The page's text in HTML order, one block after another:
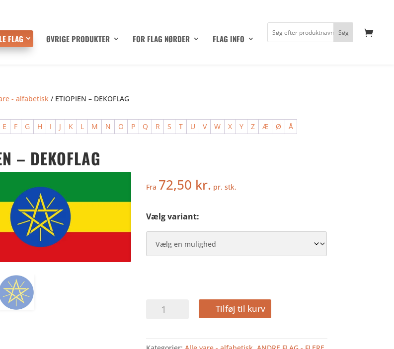
FLAG ØVRIGE PRODUKTER FOR FLAG NØRDER FLAG INFO
- alfabetisk / ETIOPIEN – DEKOFLAG
E F G H I J K L M N O P Q R S T U V W X Y Z Æ Ø Å
– DEKOFLAG
Fra 72,50 kr. pr. stk.
Vælg variant:
ETIOPIEN
antal
Tilføj til kurv